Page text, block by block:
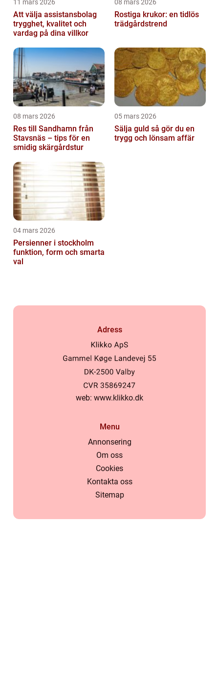
11 mars 2026
Att välja assistansbolag
trygghet, kvalitet och
vardag på dina villkor
08 mars 2026
Rostiga krukor: en tidlös
trädgårdstrend
08 mars 2026
Res till Sandhamn från
Stavsnäs – tips för en
smidig skärgårdstur
05 mars 2026
Sälja guld så gör du en
trygg och lönsam affär
04 mars 2026
Persienner i stockholm
funktion, form och smarta
val
Adress
web: www.klikko.dk
Menu
Annonsering
Om oss
Cookies
Kontakta oss
Sitemap